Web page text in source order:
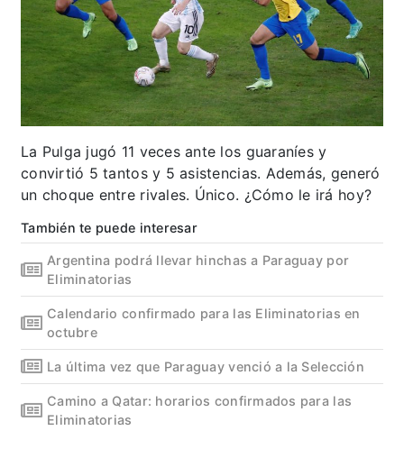
La Pulga jugó 11 veces ante los guaraníes y
convirtió 5 tantos y 5 asistencias. Además, generó
un choque entre rivales. Único. ¿Cómo le irá hoy?
También te puede interesar
Argentina podrá llevar hinchas a Paraguay por
Eliminatorias
Calendario confirmado para las Eliminatorias en
octubre
La última vez que Paraguay venció a la Selección
Camino a Qatar: horarios confirmados para las
Eliminatorias